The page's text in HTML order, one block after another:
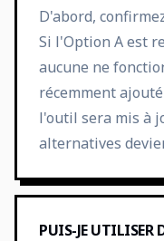
D'abord,
Si l'Option A est
aucune ne
récemment
l'outil sera mis à
alternatives
PUIS-JE UTILISER